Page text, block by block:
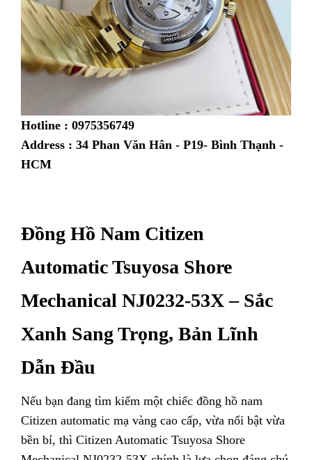
Hotline : 0975356749
Address : 34 Phan Văn Hân - P19- Bình Thạnh -
HCM
Đồng Hồ Nam Citizen
Automatic Tsuyosa Shore
Mechanical NJ0232-53X – Sắc
Xanh Sang Trọng, Bản Lĩnh
Dẫn Đầu
Nếu bạn đang tìm kiếm một chiếc đồng hồ nam
Citizen automatic mạ vàng cao cấp, vừa nổi bật vừa
bền bỉ, thì Citizen Automatic Tsuyosa Shore